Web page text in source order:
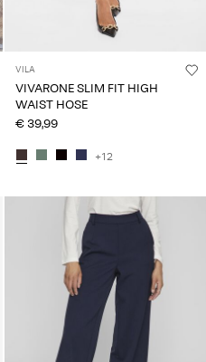
VILA
VIVARONE SLIM FIT HIGH
WAIST HOSE
€ 39,99
+12